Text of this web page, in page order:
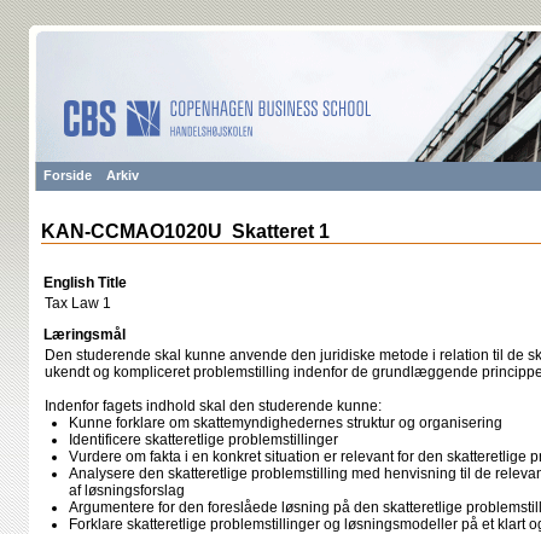
Forside Arkiv
KAN-CCMAO1020U Skatteret 1
English Title
Tax Law 1
Læringsmål
Den studerende skal kunne anvende den juridiske metode i relation til de
ukendt og kompliceret problemstilling indenfor de grundlæggende
Indenfor fagets indhold skal den studerende kunne:
Kunne forklare om skattemyndighedernes struktur og organisering
Identificere skatteretlige problemstillinger
Vurdere om fakta i en konkret situation er relevant for den skatteretlige
Analysere den skatteretlige problemstilling med henvisning til de
af løsningsforslag
Argumentere for den foreslåede løsning på den skatteretlige
Forklare skatteretlige problemstillinger og løsningsmodeller på et klart